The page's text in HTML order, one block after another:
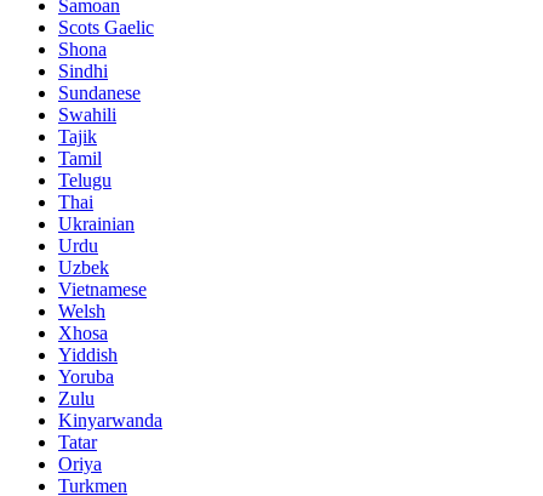
Samoan
Scots Gaelic
Shona
Sindhi
Sundanese
Swahili
Tajik
Tamil
Telugu
Thai
Ukrainian
Urdu
Uzbek
Vietnamese
Welsh
Xhosa
Yiddish
Yoruba
Zulu
Kinyarwanda
Tatar
Oriya
Turkmen